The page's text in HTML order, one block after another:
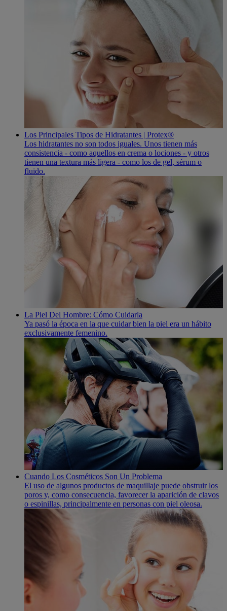
Los Principales Tipos de Hidratantes | Protex®
Los hidratantes no son todos iguales. Unos tienen más
consistencia - como aquellos en crema o lociones - y otros
tienen una textura más ligera - como los de gel, sérum o
fluido.
La Piel Del Hombre: Cómo Cuidarla
Ya pasó la época en la que cuidar bien la piel era un hábito
exclusivamente femenino.
Cuando Los Cosméticos Son Un Problema
El uso de algunos productos de maquillaje puede obstruir los
poros y, como consecuencia, favorecer la aparición de clavos
o espinillas, principalmente en personas con piel oleosa.